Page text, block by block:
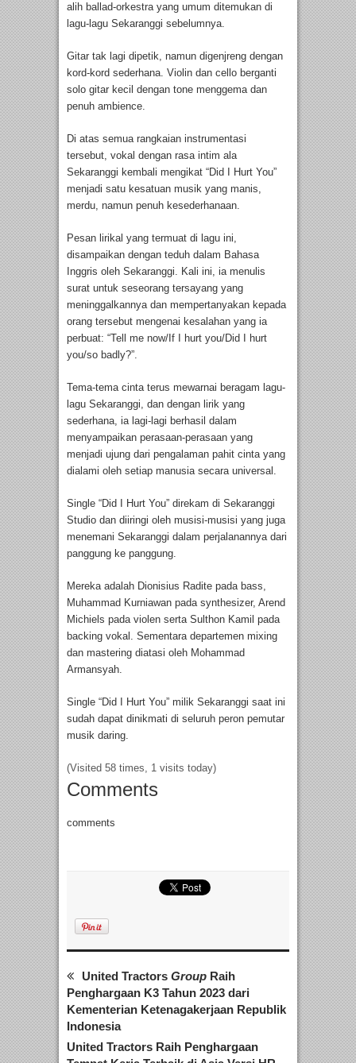
alih ballad-orkestra yang umum ditemukan di
lagu-lagu Sekaranggi sebelumnya.
Gitar tak lagi dipetik, namun digenjreng dengan
kord-kord sederhana. Violin dan cello berganti
solo gitar kecil dengan tone menggema dan
penuh ambience.
Di atas semua rangkaian instrumentasi
tersebut, vokal dengan rasa intim ala
Sekaranggi kembali mengikat “Did I Hurt You”
menjadi satu kesatuan musik yang manis,
merdu, namun penuh kesederhanaan.
Pesan lirikal yang termuat di lagu ini,
disampaikan dengan teduh dalam Bahasa
Inggris oleh Sekaranggi. Kali ini, ia menulis
surat untuk seseorang tersayang yang
meninggalkannya dan mempertanyakan kepada
orang tersebut mengenai kesalahan yang ia
perbuat: “Tell me now/If I hurt you/Did I hurt
you/so badly?”.
Tema-tema cinta terus mewarnai beragam lagu-
lagu Sekaranggi, dan dengan lirik yang
sederhana, ia lagi-lagi berhasil dalam
menyampaikan perasaan-perasaan yang
menjadi ujung dari pengalaman pahit cinta yang
dialami oleh setiap manusia secara universal.
Single “Did I Hurt You” direkam di Sekaranggi
Studio dan diiringi oleh musisi-musisi yang juga
menemani Sekaranggi dalam perjalanannya dari
panggung ke panggung.
Mereka adalah Dionisius Radite pada bass,
Muhammad Kurniawan pada synthesizer, Arend
Michiels pada violen serta Sulthon Kamil pada
backing vokal. Sementara departemen mixing
dan mastering diatasi oleh Mohammad
Armansyah.
Single “Did I Hurt You” milik Sekaranggi saat ini
sudah dapat dinikmati di seluruh peron pemutar
musik daring.
(Visited 58 times, 1 visits today)
Comments
comments
United Tractors Group Raih
Penghargaan K3 Tahun 2023 dari
Kementerian Ketenagakerjaan Republik
Indonesia
United Tractors Raih Penghargaan